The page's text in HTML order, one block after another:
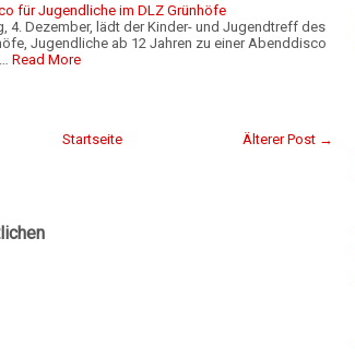
für Jugendliche im DLZ Grünhöfe
4. Dezember, lädt der Kinder- und Jugendtreff des
Jugendliche ab 12 Jahren zu einer Abenddisco
Read More
Älterer Post →
Startseite